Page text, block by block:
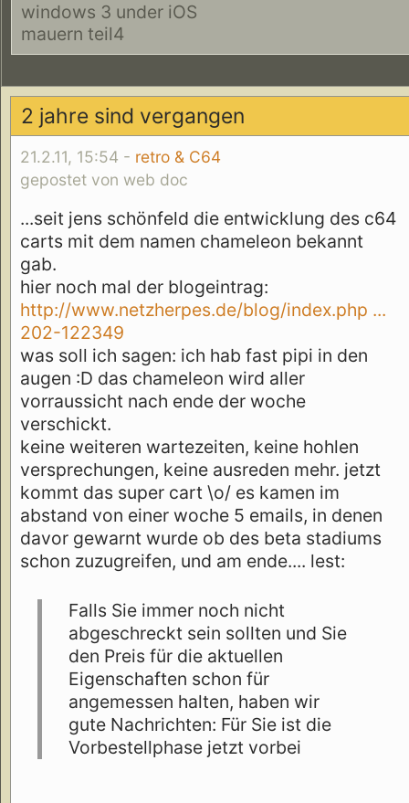
windows 3 under iOS
mauern teil4
2 jahre sind vergangen
21.2.11, 15:54 - retro & C64
gepostet von web doc
...seit jens schönfeld die entwicklung des c64
carts mit dem namen chameleon bekannt
gab.
hier noch mal der blogeintrag:
http://www.netzherpes.de/blog/index.php ...
202-122349
was soll ich sagen: ich hab fast pipi in den
augen :D das chameleon wird aller
vorraussicht nach ende der woche
verschickt.
keine weiteren wartezeiten, keine hohlen
versprechungen, keine ausreden mehr. jetzt
kommt das super cart \o/ es kamen im
abstand von einer woche 5 emails, in denen
davor gewarnt wurde ob des beta stadiums
schon zuzugreifen, und am ende.... lest:
Falls Sie immer noch nicht
abgeschreckt sein sollten und Sie
den Preis für die aktuellen
Eigenschaften schon für
angemessen halten, haben wir
gute Nachrichten: Für Sie ist die
Vorbestellphase jetzt vorbei